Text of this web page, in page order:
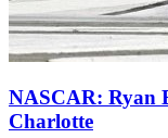
NASCAR: Ryan
Charlotte